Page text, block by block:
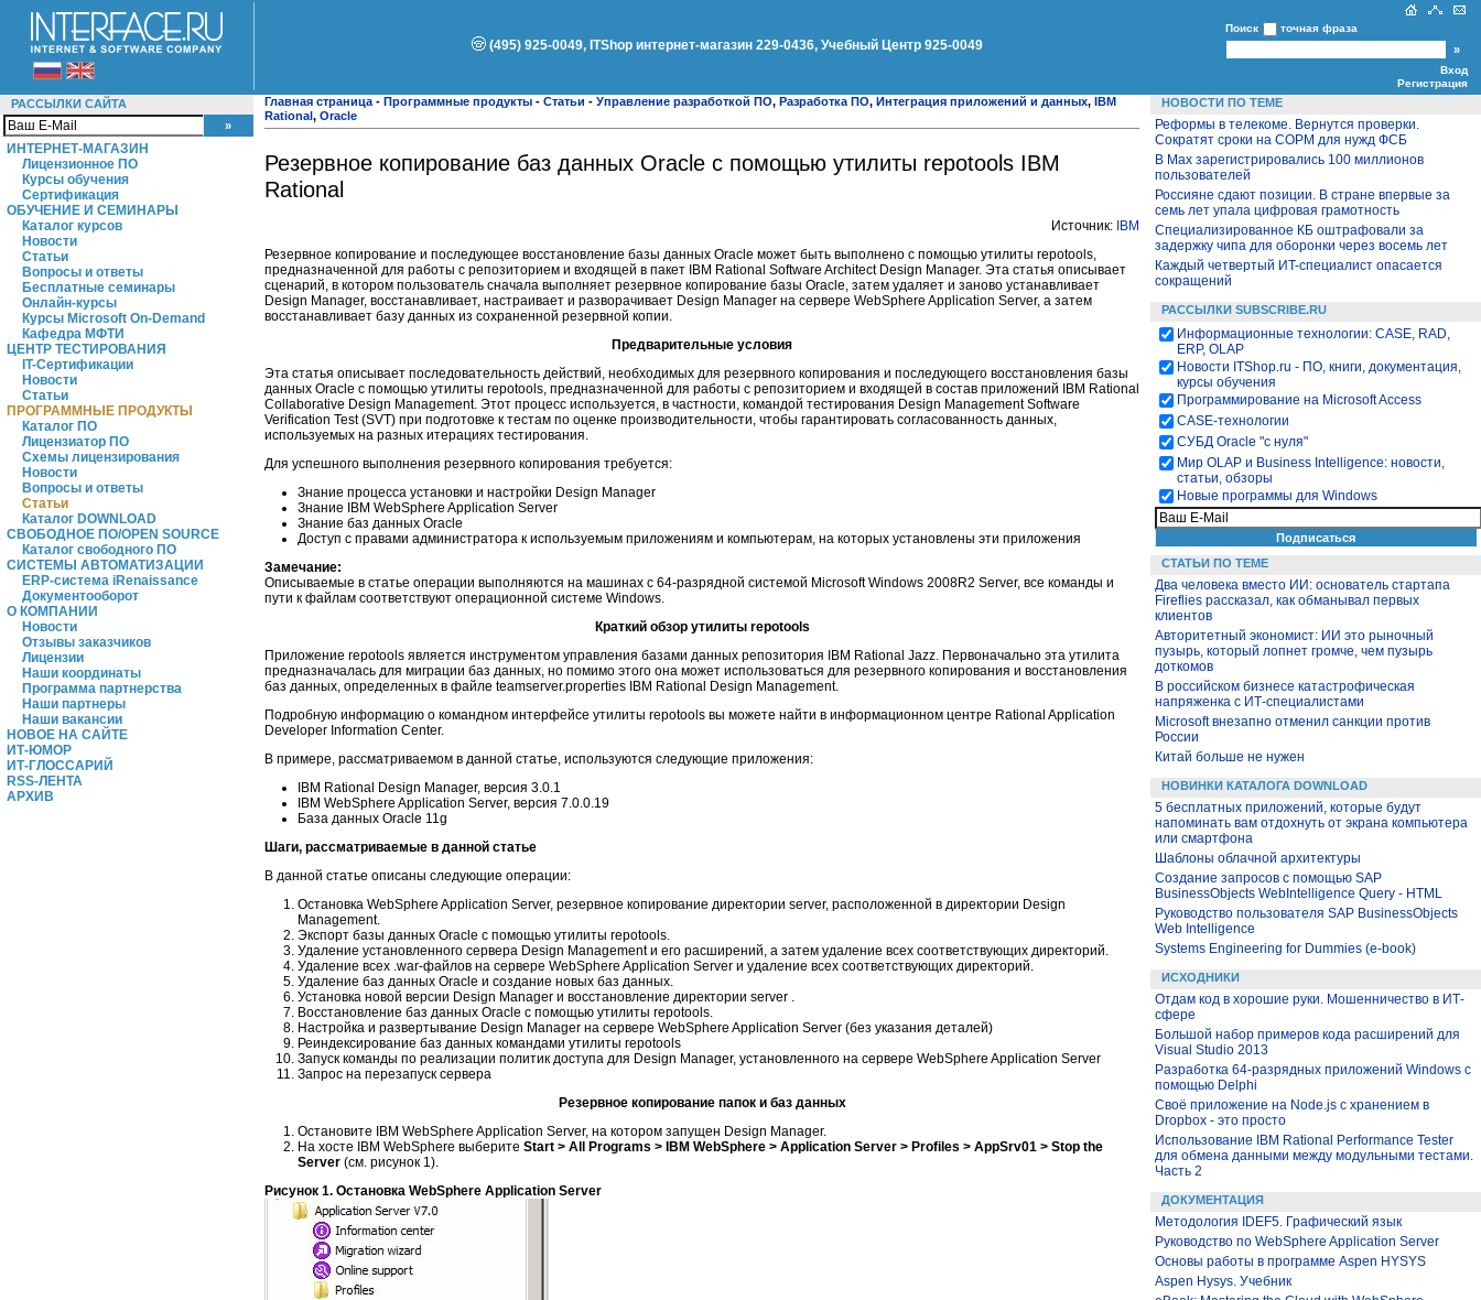
(495) 925-0049, ITShop интернет-магазин 229-0436, Учебный Центр 925-0049
Поиск точная фраза
Вход
Регистрация
РАССЫЛКИ САЙТА
ИНТЕРНЕТ-МАГАЗИН
Лицензионное ПО
Курсы обучения
Сертификация
ОБУЧЕНИЕ И СЕМИНАРЫ
Каталог курсов
Новости
Статьи
Вопросы и ответы
Бесплатные семинары
Онлайн-курсы
Курсы Microsoft On-Demand
Кафедра МФТИ
ЦЕНТР ТЕСТИРОВАНИЯ
IT-Сертификации
Новости
Статьи
ПРОГРАММНЫЕ ПРОДУКТЫ
Каталог ПО
Лицензиатор ПО
Схемы лицензирования
Новости
Вопросы и ответы
Статьи
Каталог DOWNLOAD
СВОБОДНОЕ ПО/OPEN SOURCE
Каталог свободного ПО
СИСТЕМЫ АВТОМАТИЗАЦИИ
ERP-система iRenaissance
Документооборот
О КОМПАНИИ
Новости
Отзывы заказчиков
Лицензии
Наши координаты
Программа партнерства
Наши партнеры
Наши вакансии
НОВОЕ НА САЙТЕ
ИТ-ЮМОР
ИТ-ГЛОССАРИЙ
RSS-ЛЕНТА
АРХИВ
Главная страница - Программные продукты - Статьи - Управление разработкой ПО, Разработка ПО, Интеграция приложений и данных, IBM
Rational, Oracle
Резервное копирование баз данных Oracle с помощью утилиты repotools IBM
Rational
Источник: IBM
Резервное копирование и последующее восстановление базы данных Oracle может быть выполнено с помощью утилиты repotools,
предназначенной для работы с репозиторием и входящей в пакет IBM Rational Software Architect Design Manager. Эта статья описывает
сценарий, в котором пользователь сначала выполняет резервное копирование базы Oracle, затем удаляет и заново устанавливает
Design Manager, восстанавливает, настраивает и разворачивает Design Manager на сервере WebSphere Application Server, а затем
восстанавливает базу данных из сохраненной резервной копии.
Предварительные условия
Эта статья описывает последовательность действий, необходимых для резервного копирования и последующего восстановления базы
данных Oracle с помощью утилиты repotools, предназначенной для работы с репозиторием и входящей в состав приложений IBM Rational
Collaborative Design Management. Этот процесс используется, в частности, командой тестирования Design Management Software
Verification Test (SVT) при подготовке к тестам по оценке производительности, чтобы гарантировать согласованность данных,
используемых на разных итерациях тестирования.
Для успешного выполнения резервного копирования требуется:
Знание процесса установки и настройки Design Manager
Знание IBM WebSphere Application Server
Знание баз данных Oracle
Доступ с правами администратора к используемым приложениям и компьютерам, на которых установлены эти приложения
Замечание:
Описываемые в статье операции выполняются на машинах с 64-разрядной системой Microsoft Windows 2008R2 Server, все команды и
пути к файлам соответствуют операционной системе Windows.
Краткий обзор утилиты repotools
Приложение repotools является инструментом управления базами данных репозитория IBM Rational Jazz. Первоначально эта утилита
предназначалась для миграции баз данных, но помимо этого она может использоваться для резервного копирования и восстановления
баз данных, определенных в файле teamserver.properties IBM Rational Design Management.
Подробную информацию о командном интерфейсе утилиты repotools вы можете найти в информационном центре Rational Application
Developer Information Center.
В примере, рассматриваемом в данной статье, используются следующие приложения:
IBM Rational Design Manager, версия 3.0.1
IBM WebSphere Application Server, версия 7.0.0.19
База данных Oracle 11g
Шаги, рассматриваемые в данной статье
В данной статье описаны следующие операции:
Остановка WebSphere Application Server, резервное копирование директории server, расположенной в директории Design
Management.
Экспорт базы данных Oracle с помощью утилиты repotools.
Удаление установленного сервера Design Management и его расширений, а затем удаление всех соответствующих директорий.
Удаление всех .war-файлов на сервере WebSphere Application Server и удаление всех соответствующих директорий.
Удаление баз данных Oracle и создание новых баз данных.
Установка новой версии Design Manager и восстановление директории server .
Восстановление баз данных Oracle с помощью утилиты repotools.
Настройка и развертывание Design Manager на сервере WebSphere Application Server (без указания деталей)
Реиндексирование баз данных командами утилиты repotools
Запуск команды по реализации политик доступа для Design Manager, установленного на сервере WebSphere Application Server
Запрос на перезапуск сервера
Резервное копирование папок и баз данных
Остановите IBM WebSphere Application Server, на котором запущен Design Manager.
На хосте IBM WebSphere выберите Start > All Programs > IBM WebSphere > Application Server > Profiles > AppSrv01 > Stop the
Server (см. рисунок 1).
Рисунок 1. Остановка WebSphere Application Server
НОВОСТИ ПО ТЕМЕ
Реформы в телекоме. Вернутся проверки.
Сократят сроки на СОРМ для нужд ФСБ
В Max зарегистрировались 100 миллионов
пользователей
Россияне сдают позиции. В стране впервые за
семь лет упала цифровая грамотность
Специализированное КБ оштрафовали за
задержку чипа для оборонки через восемь лет
Каждый четвертый ИT-специалист опасается
сокращений
РАССЫЛКИ SUBSCRIBE.RU
Информационные технологии: CASE, RAD,
ERP, OLAP
Новости ITShop.ru - ПО, книги, документация,
курсы обучения
Программирование на Microsoft Access
CASE-технологии
СУБД Oracle "с нуля"
Мир OLAP и Business Intelligence: новости,
статьи, обзоры
Новые программы для Windows
СТАТЬИ ПО ТЕМЕ
Два человека вместо ИИ: основатель стартапа
Fireflies рассказал, как обманывал первых
клиентов
Авторитетный экономист: ИИ это рыночный
пузырь, который лопнет громче, чем пузырь
доткомов
В российском бизнесе катастрофическая
напряженка с ИТ-специалистами
Microsoft внезапно отменил санкции против
России
Китай больше не нужен
НОВИНКИ КАТАЛОГА DOWNLOAD
5 бесплатных приложений, которые будут
напоминать вам отдохнуть от экрана компьютера
или смартфона
Шаблоны облачной архитектуры
Создание запросов с помощью SAP
BusinessObjects WebIntelligence Query - HTML
Руководство пользователя SAP BusinessObjects
Web Intelligence
Systems Engineering for Dummies (e-book)
ИСХОДНИКИ
Отдам код в хорошие руки. Мошенничество в ИТ-
сфере
Большой набор примеров кода расширений для
Visual Studio 2013
Разработка 64-разрядных приложений Windows с
помощью Delphi
Своё приложение на Node.js с хранением в
Dropbox - это просто
Использование IBM Rational Performance Tester
для обмена данными между модульными тестами.
Часть 2
ДОКУМЕНТАЦИЯ
Методология IDEF5. Графический язык
Руководство по WebSphere Application Server
Основы работы в программе Aspen HYSYS
Aspen Hysys. Учебник